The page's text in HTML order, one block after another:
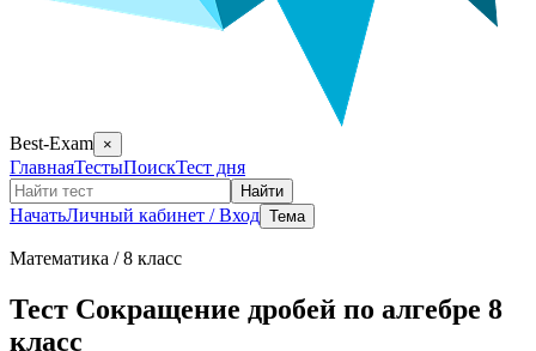
Best-Exam ×
ГлавнаяТестыПоискТест дня
Найти
НачатьЛичный кабинет / Вход Тема
Математика / 8 класс
Тест Сокращение дробей по алгебре 8
класс